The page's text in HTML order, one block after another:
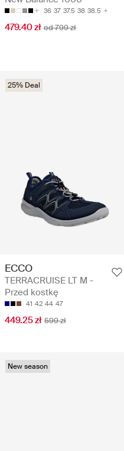
36 37 37.5 38 38.5
479.40 zł od 799 zł
25% Deal
ECCO
TERRACRUISE LT M -
Przed kostkę
41 42 44 47
449.25 zł 599 zł
New season